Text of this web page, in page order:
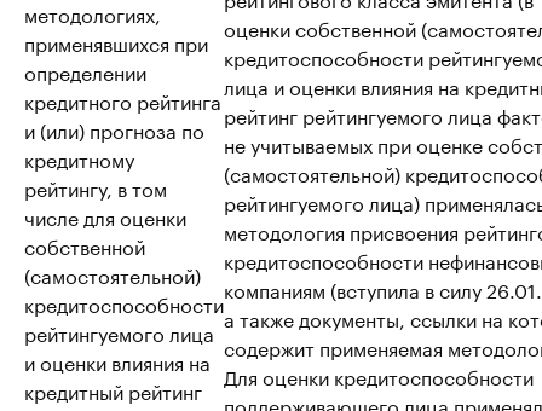
методологиях,
применявшихся при
определении
кредитного рейтинга
и (или) прогноза по
кредитному
рейтингу, в том
числе для оценки
собственной
(самостоятельной)
кредитоспособности
рейтингуемого лица
и оценки влияния на
кредитный рейтинг
оценки собственной
кредитоспособности
лица и оценки влияния на
рейтинг рейтингуемого лица
не учитываемых при оценке
(самостоятельной)
рейтингуемого лица)
методология присвоения
кредитоспособности
компаниям (вступила в силу
а также документы, ссылки на
содержит применяемая
Для оценки кредитоспособности
поддерживающего лица